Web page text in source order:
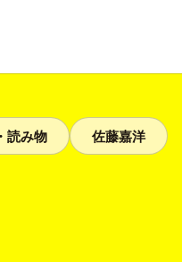
読み物
佐藤嘉洋